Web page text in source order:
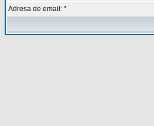
Adresa de email: *